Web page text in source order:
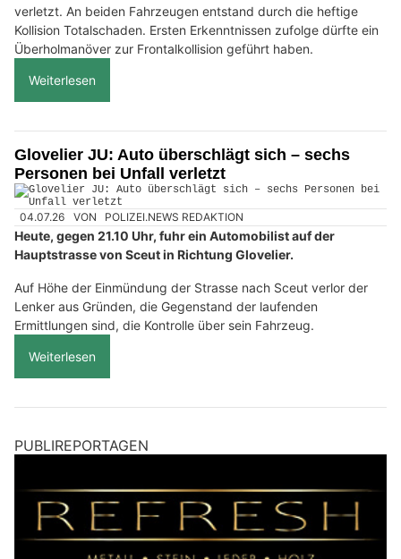
verletzt. An beiden Fahrzeugen entstand durch die heftige
Kollision Totalschaden. Ersten Erkenntnissen zufolge dürfte ein
Überholmanöver zur Frontalkollision geführt haben.
Weiterlesen
Glovelier JU: Auto überschlägt sich – sechs
Personen bei Unfall verletzt
04.07.26 VON POLIZEI.NEWS REDAKTION
Heute, gegen 21.10 Uhr, fuhr ein Automobilist auf der
Hauptstrasse von Sceut in Richtung Glovelier.
Auf Höhe der Einmündung der Strasse nach Sceut verlor der
Lenker aus Gründen, die Gegenstand der laufenden
Ermittlungen sind, die Kontrolle über sein Fahrzeug.
Weiterlesen
PUBLIREPORTAGEN